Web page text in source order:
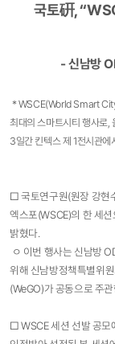
국토硏,
- 신남방
* WSCE(World Smart
최대의 스마트시티 행사로,
3일간 킨텍스 제 1전시관에
□ 국토연구원(원장 강현
엑스포(WSCE)의 한 세
밝혔다.
ㅇ 이번 행사는 신남방
위해 신남방정책특별위
(WeGO)가 공동으로 주
□ WSCE 세션 선발 공모